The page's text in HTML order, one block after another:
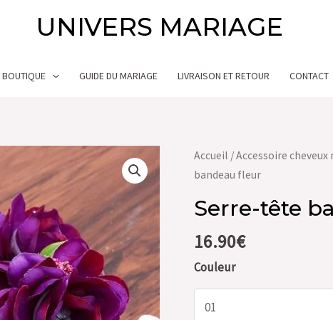
UNIVERS MARIAGE
BOUTIQUE GUIDE DU MARIAGE LIVRAISON ET RETOUR CONTACT
Accueil /Accessoire cheveux
bandeau fleur
Serre-tête
16.90€
Couleur
quantité
de
tête
bandeau
fleur